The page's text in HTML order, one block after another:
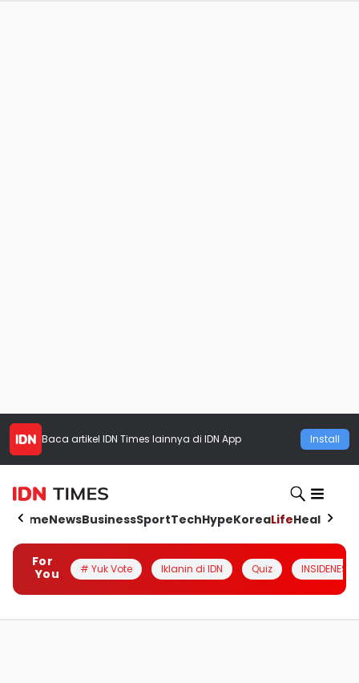
Baca artikel IDN Times lainnya di IDN App Install
HomeNewsBusinessSportTechHypeKoreaLifeHealth
For
You
# Yuk Vote Iklanin di IDN Quiz INSIDENESIA